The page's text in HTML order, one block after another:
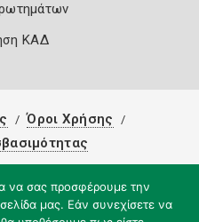
ΚΑΔ
Όροι Χρήσης
να σας προσφέρουμε την
μας. Εάν συνεχίσετε να